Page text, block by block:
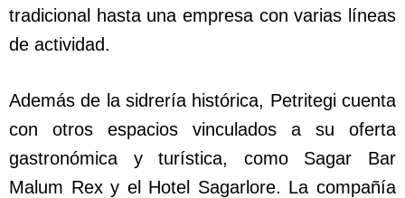
tradicional hasta una empresa con varias líneas
de actividad.
Además de la sidrería histórica, Petritegi cuenta
con otros espacios vinculados a su oferta
gastronómica y turística, como Sagar Bar
Malum Rex y el Hotel Sagarlore. La compañía